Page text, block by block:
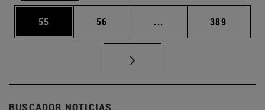
Página
55 Página
56 ... Páginas intermedias
Página
389
BUSCADOR NOTICIAS